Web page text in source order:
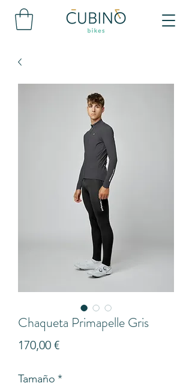
Chaqueta Primapelle Gris
170,00 €Precio
Tamaño *